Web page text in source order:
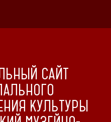
САЙТ
КУЛЬТУРЫ